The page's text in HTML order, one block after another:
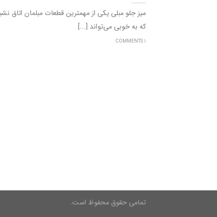
که به خوبی می‌تواند [...]
1 COMMENTS
تمامی حقوق محفوظ است.